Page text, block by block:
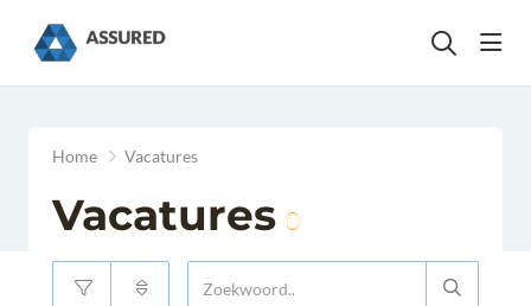
Home Vacatures
Vacatures 0